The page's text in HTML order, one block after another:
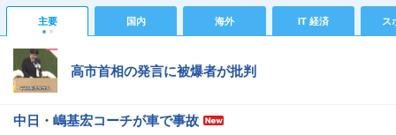
主要 国内 海外 IT 経済 ス
高市首相の発言に被爆者が批判
中日・嶋基宏コーチが車で事故